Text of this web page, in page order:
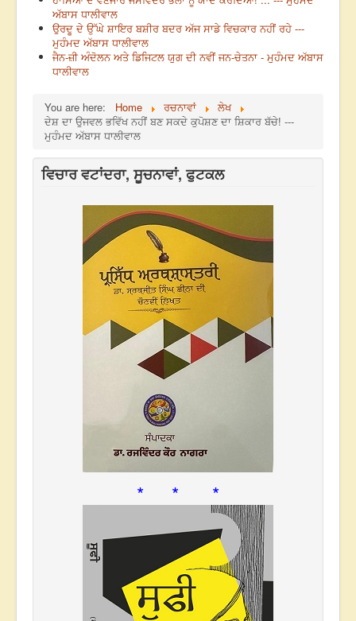
ਅੱਬਾਸ ਧਾਲੀਵਾਲ
ਉਰਦੂ ਦੇ ਉੱਘੇ ਸ਼ਾਇਰ ਬਸ਼ੀਰ ਬਦਰ ਅੱਜ ਸਾਡੇ ਵਿਚਕਾਰ ਨਹੀਂ ਰਹੇ ---
ਮੁਹੰਮਦ ਅੱਬਾਸ ਧਾਲੀਵਾਲ
ਜੈਨ-ਜ਼ੀ ਅੰਦੋਲਨ ਅਤੇ ਡਿਜਿਟਲ ਯੁਗ ਦੀ ਨਵੀਂ ਜਨ-ਚੇਤਨਾ - ਮੁਹੰਮਦ ਅੱਬਾਸ
ਧਾਲੀਵਾਲ
You are here: Home ਰਚਨਾਵਾਂ
ਲੇਖ
ਦੇਸ਼ ਦਾ ਉਜਵਲ ਭਵਿੱਖ ਨਹੀਂ ਬਣ ਸਕਦੇ ਕੁਪੋਸ਼ਣ ਦਾ ਸ਼ਿਕਾਰ ਬੱਚੇ! ---
ਮੁਹੰਮਦ ਅੱਬਾਸ ਧਾਲੀਵਾਲ
ਵਿਚਾਰ ਵਟਾਂਦਰਾ, ਸੂਚਨਾਵਾਂ, ਫੁਟਕਲ
* * *